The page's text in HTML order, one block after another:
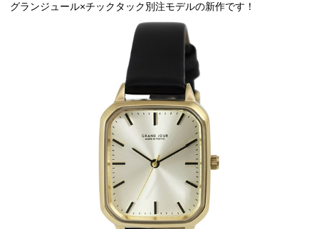
グランジュール×チックタック別注モデルの新作です！